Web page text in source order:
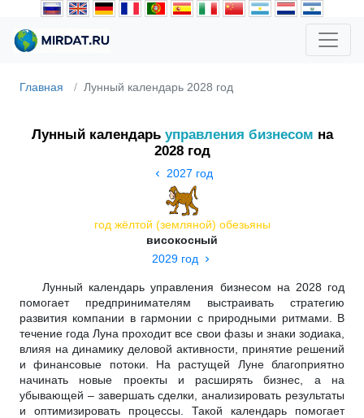
Главная Лунный календарь 2028 год
Лунный календарь управления бизнесом на
2028 год
2027 год
год жёлтой (земляной) обезьяны
високосный
2029 год
Лунный календарь управления бизнесом на 2028 год
помогает предпринимателям выстраивать стратегию
развития компании в гармонии с природными ритмами. В
течение года Луна проходит все свои фазы и знаки зодиака,
влияя на динамику деловой активности, принятие решений
и финансовые потоки. На растущей Луне благоприятно
начинать новые проекты и расширять бизнес, а на
убывающей – завершать сделки, анализировать результаты
и оптимизировать процессы. Такой календарь помогает